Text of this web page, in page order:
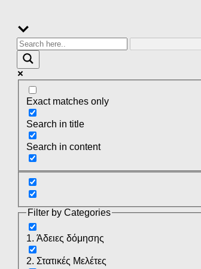
Exact matches only
Search in title
Search in content
Filter by Categories
1. Άδειες δόμησης
2. Στατικές Μελέτες